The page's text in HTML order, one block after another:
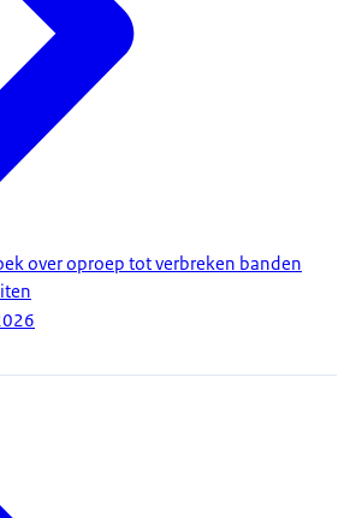
over oproep tot verbreken banden